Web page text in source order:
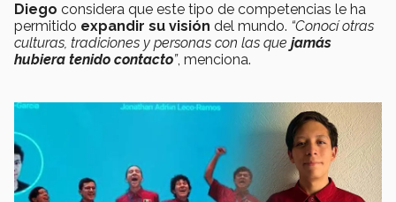
Diego considera que este tipo de competencias le ha
permitido expandir su visión del mundo. “Conocí otras
culturas, tradiciones y personas con las que jamás
hubiera tenido contacto”, menciona.